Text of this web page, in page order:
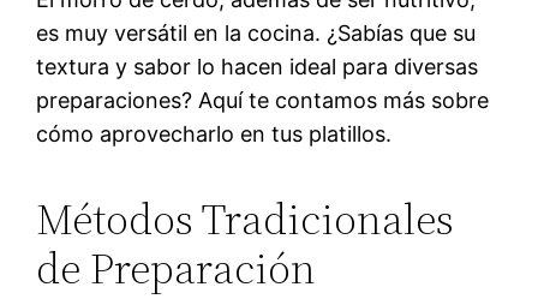
es muy versátil en la cocina. ¿Sabías que su
textura y sabor lo hacen ideal para diversas
preparaciones? Aquí te contamos más sobre
cómo aprovecharlo en tus platillos.
Métodos Tradicionales
de Preparación